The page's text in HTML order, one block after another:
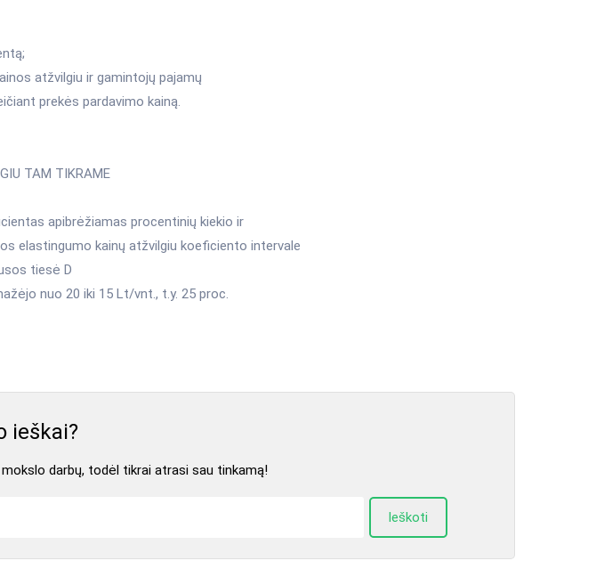
atžvilgiu ir gamintojų pajamų
prekės pardavimo kainą.
TAM TIKRAME
apibrėžiamas procentinių kiekio ir
elastingumo kainų atžvilgiu koeficiento intervale
tiesė D
nuo 20 iki 15 Lt/vnt., t.y. 25 proc.
ieškai?
darbų, todėl tikrai atrasi sau tinkamą!
Ieškoti